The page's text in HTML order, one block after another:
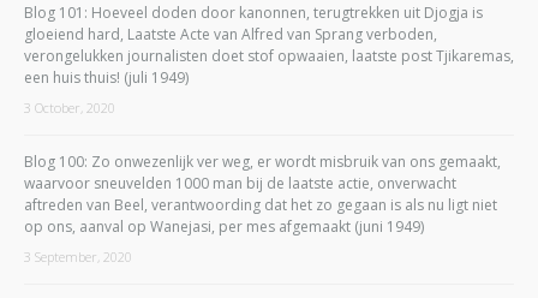
Blog 101: Hoeveel doden door kanonnen, terugtrekken uit Djogja is
gloeiend hard, Laatste Acte van Alfred van Sprang verboden,
verongelukken journalisten doet stof opwaaien, laatste post Tjikaremas,
een huis thuis! (juli 1949)
3 October, 2020
Blog 100: Zo onwezenlijk ver weg, er wordt misbruik van ons gemaakt,
waarvoor sneuvelden 1000 man bij de laatste actie, onverwacht
aftreden van Beel, verantwoording dat het zo gegaan is als nu ligt niet
op ons, aanval op Wanejasi, per mes afgemaakt (juni 1949)
3 September, 2020